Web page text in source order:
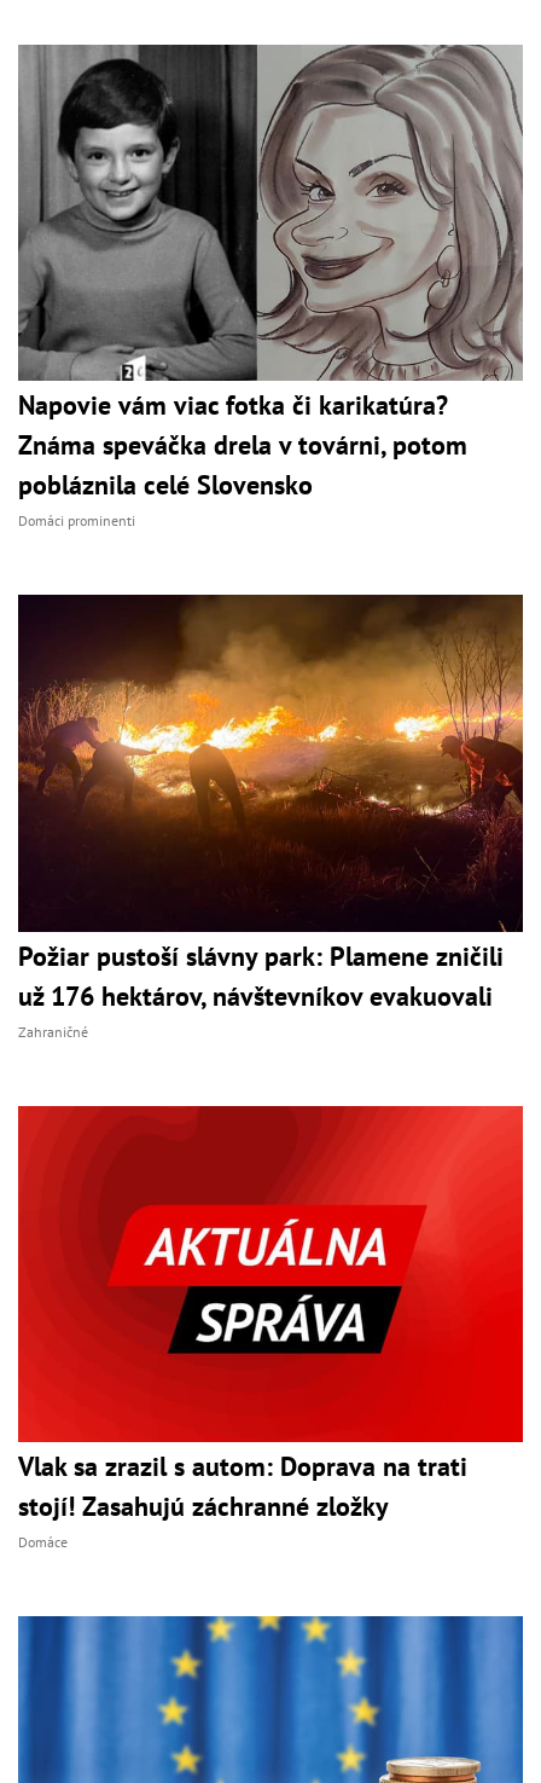
Napovie vám viac fotka či karikatúra?
Známa speváčka drela v továrni, potom
pobláznila celé Slovensko
Domáci prominenti
Požiar pustoší slávny park: Plamene zničili
už 176 hektárov, návštevníkov evakuovali
Zahraničné
Vlak sa zrazil s autom: Doprava na trati
stojí! Zasahujú záchranné zložky
Domáce